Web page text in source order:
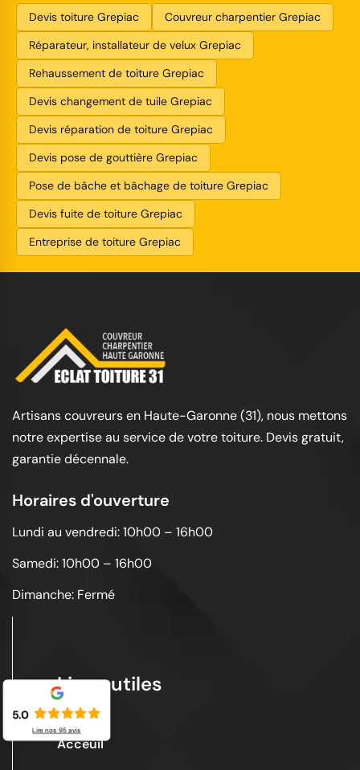
Devis toiture Grepiac
Couvreur charpentier Grepiac
Réparateur, installateur de velux Grepiac
Rehaussement de toiture Grepiac
Devis changement de tuile Grepiac
Devis réparation de toiture Grepiac
Devis pose de gouttière Grepiac
Pose de bâche et bâchage de toiture Grepiac
Devis fuite de toiture Grepiac
Entreprise de toiture Grepiac
Artisans couvreurs en Haute-Garonne (31), nous mettons
notre expertise au service de votre toiture. Devis gratuit,
garantie décennale.
Horaires d'ouverture
Lundi au vendredi: 10h00 – 16h00
Samedi: 10h00 – 16h00
Dimanche: Fermé
Liens utiles
Acceuil
5.0
Lire nos 95avis